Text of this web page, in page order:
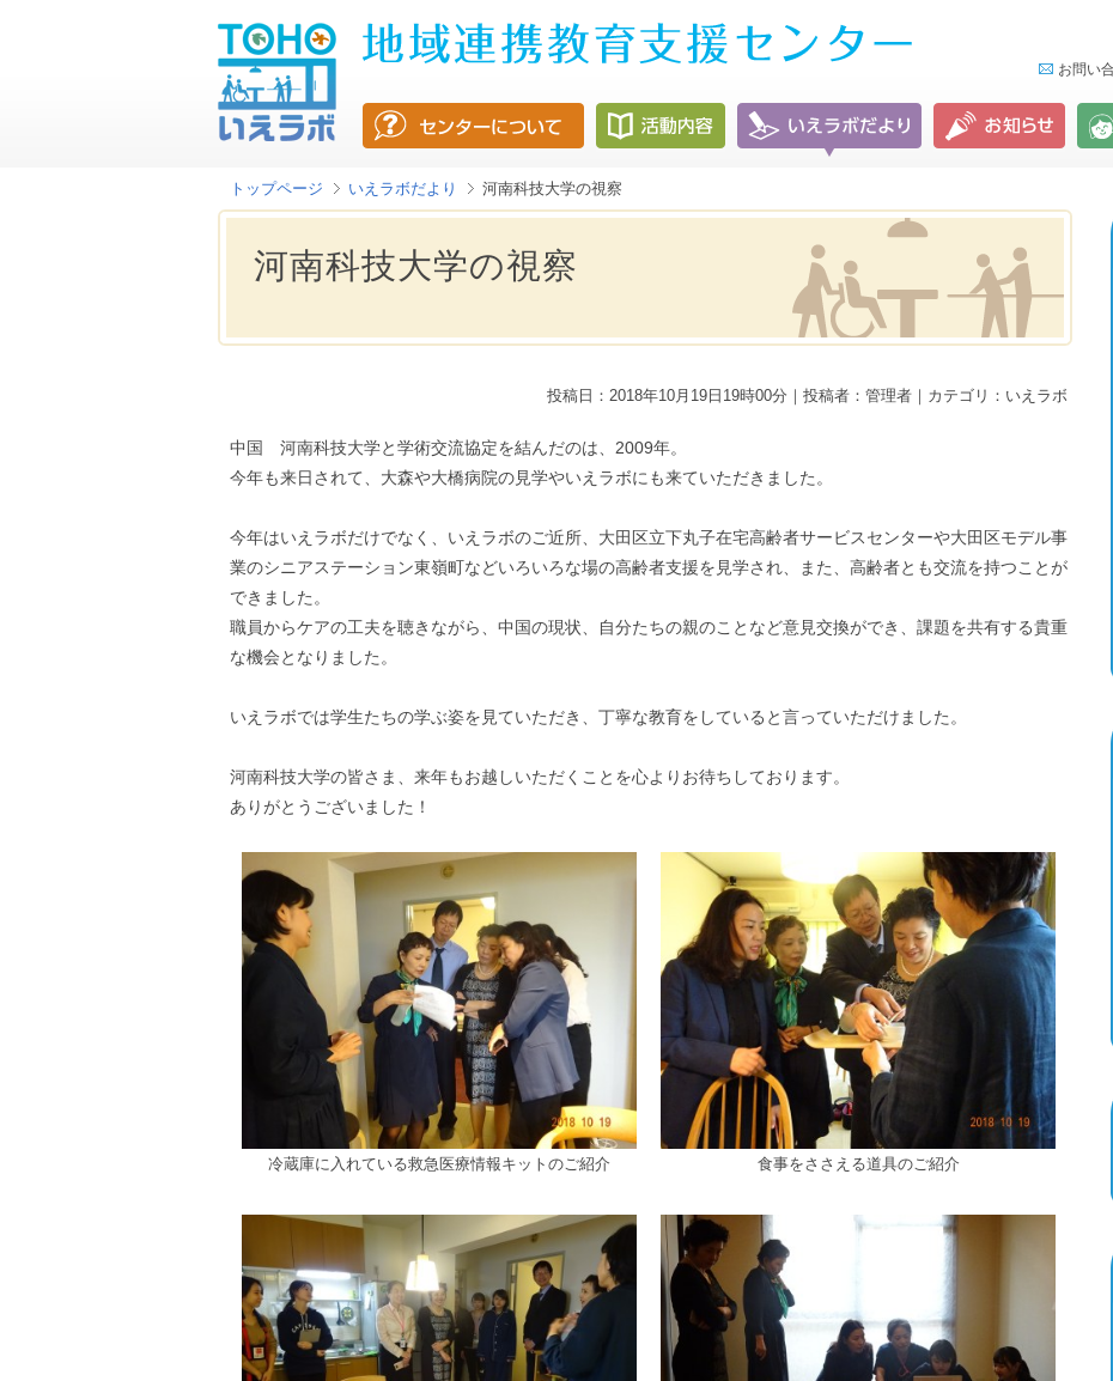
お問い
トップページ いえラボだより 河南科技大学の視察
河南科技大学の視察
投稿日：2018年10月19日19時00分｜投稿者：管理者｜カテゴリ：いえラボ
中国 河南科技大学と学術交流協定を結んだのは、2009年。
今年も来日されて、大森や大橋病院の見学やいえラボにも来ていただきました。
今年はいえラボだけでなく、いえラボのご近所、大田区立下丸子在宅高齢者サービスセンターや大田区モデル事
業のシニアステーション東嶺町などいろいろな場の高齢者支援を見学され、また、高齢者とも交流を持つことが
できました。
職員からケアの工夫を聴きながら、中国の現状、自分たちの親のことなど意見交換ができ、課題を共有する貴重
な機会となりました。
いえラボでは学生たちの学ぶ姿を見ていただき、丁寧な教育をしていると言っていただけました。
河南科技大学の皆さま、来年もお越しいただくことを心よりお待ちしております。
ありがとうございました！
冷蔵庫に入れている救急医療情報キットのご紹介 食事をささえる道具のご紹介